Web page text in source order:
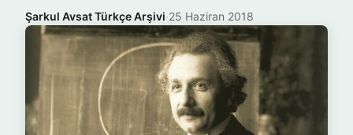
Şarkul Avsat Türkçe Arşivi·25 Haziran 2018